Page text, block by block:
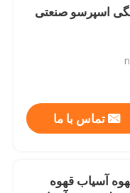
اسپرسو صنعتی
تماس با ما
آسیاب قهوه